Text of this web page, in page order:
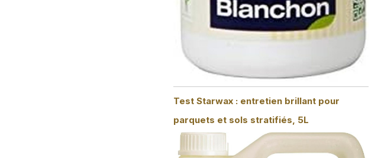
Test Starwax : entretien brillant pour
parquets et sols stratifiés, 5L